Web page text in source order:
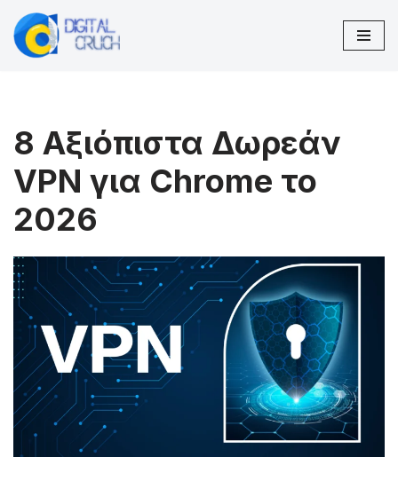
Μεταπηδήστε
8 Αξιόπιστα Δωρεάν
VPN για Chrome το
2026